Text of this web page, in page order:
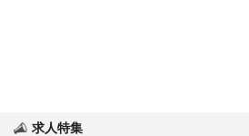
求人特集